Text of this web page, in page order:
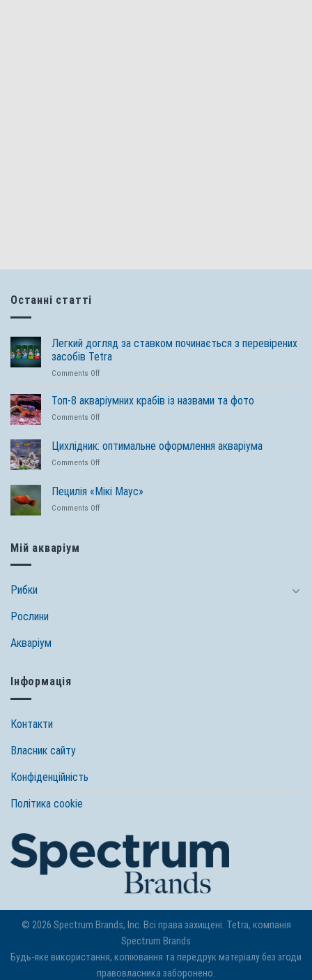
Останні статті
Легкий догляд за ставком починається з перевірених
засобів Tetra
Comments Offon
догляд
за
Топ-8 акваріумних крабів із назвами та фото
Comments Offon
крабів
із
та
Цихлідник: оптимальне оформлення акваріума
Comments Offon
оптимальне
оформлення
акваріума
Пецилія «Мікі Маус»
Comments Offon
Мій акваріум
Рибки
Рослини
Акваріум
Інформація
Контакти
Власник сайту
Конфіденційність
Політика cookie
© 2026 Spectrum Brands, Inc. Всі права захищені. Tetra, компанія
Spectrum Brands
Будь-яке використання, копіювання та передрук матеріалу без згоди
правовласника заборонено.